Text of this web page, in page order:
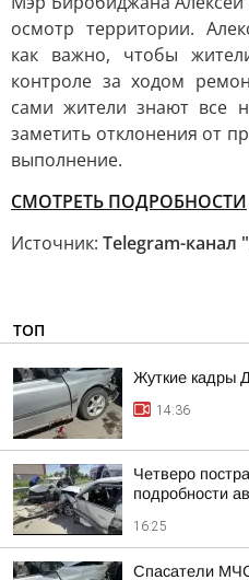
осмотр территории.
как важно, чтобы
контроле за ходом
сами жители знают все
заметить отклонения от
выполнение.
СМОТРЕТЬ ПОДРОБНОСТИ
Источник: Telegram-канал
ТОП
Жуткие кадры
14:36
Четверо
подробности
16:25
Спасатели